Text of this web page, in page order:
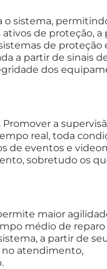
sistema,
de proteção, a
de proteção
a partir de sinais
dos
a
real, toda
de eventos e
sobretudo os
maior
médio de
a partir de
no atendimento,